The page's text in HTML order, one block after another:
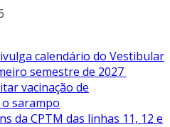
calendário do Vestibular
semestre de 2027
vacinação de
sarampo
da CPTM das linhas 11, 12 e